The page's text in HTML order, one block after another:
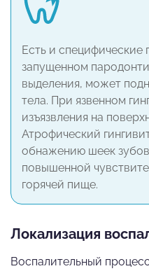
Есть и специфические
запущенном
выделения, может
тела. При язвенном
изъязвления на
Атрофический
обнажению шеек
повышенной
горячей пище.
Локализация
Воспалительный